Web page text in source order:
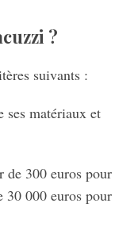
?
suivants :
ses matériaux et
de 300 euros pour
30 000 euros pour